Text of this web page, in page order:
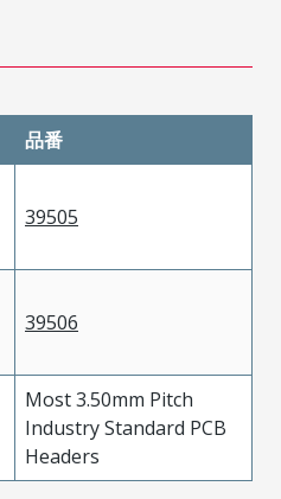
品番
39505
39506
Most 3.50mm Pitch
Industry Standard PCB
Headers